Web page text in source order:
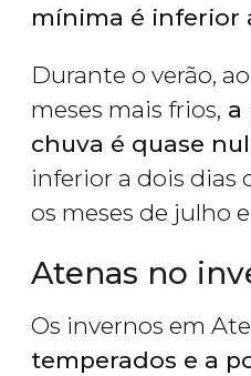
mínima é inferior
Durante o verão,
meses mais frios, a
chuva é quase
inferior a dois dias
os meses de julho
Atenas no
Os invernos em
temperados e a